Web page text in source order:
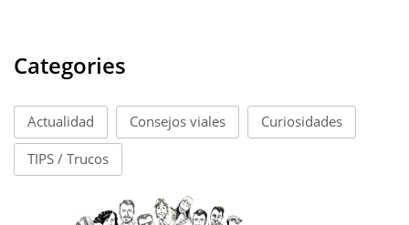
Categories
Actualidad Consejos viales Curiosidades
TIPS / Trucos